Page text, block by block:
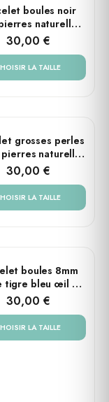
TAILLES
boules noir
naturelles
croix rock
30,00 €
LA TAILLE
TAILLES
grosses perles
naturelles
tigre bleu tête
de mort
30,00 €
LA TAILLE
TAILLES
boules 8mm
tigre bleu œil de
faucon pierres
croix rock
30,00 €
LA TAILLE